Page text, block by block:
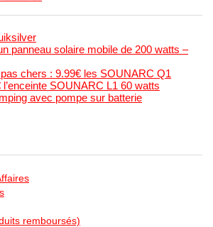
panneau solaire mobile de 200 watts –
chers : 9.99€ les SOUNARC Q1
SOUNARC L1 60 watts
avec pompe sur batterie
remboursés)